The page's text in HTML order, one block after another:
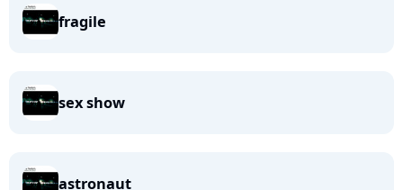
fragile
sex show
astronaut